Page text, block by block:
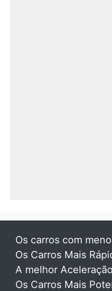
Os carros com
Os Carros Mais
A melhor Aceleração
Os Carros Mais